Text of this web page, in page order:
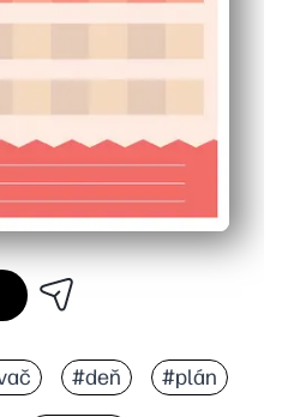
#deň #plán